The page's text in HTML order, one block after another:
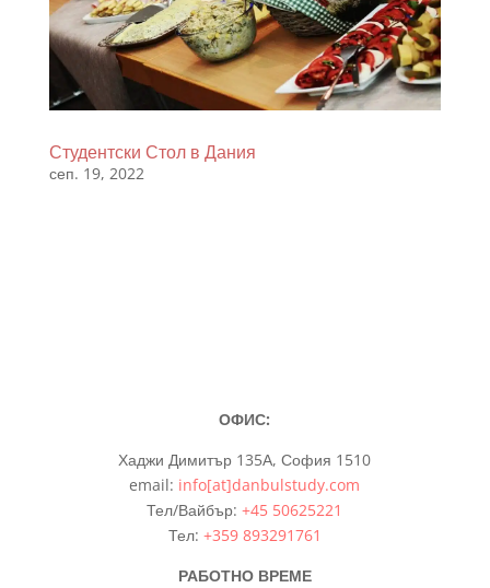
Студентски Стол в Дания
сеп. 19, 2022
ОФИС:
Хаджи Димитър 135А, София 1510
email: info[at]danbulstudy.com
Тел/Вайбър:+45 50625221
Тел: +359 893291761
РАБОТНО ВРЕМЕ